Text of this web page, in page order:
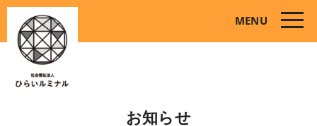
MENU
toggle
お知らせ